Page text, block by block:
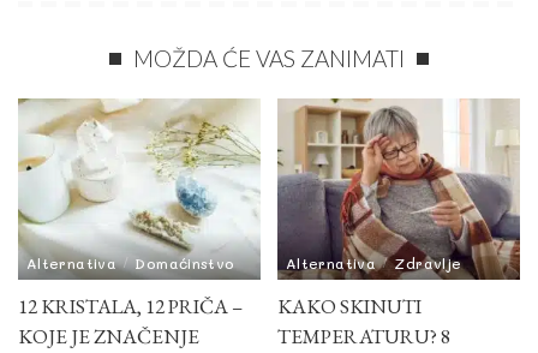
MOŽDA ĆE VAS ZANIMATI
Alternativa Domaćinstvo
12 KRISTALA, 12 PRIČA –
KOJE JE ZNAČENJE
Alternativa Zdravlje
KAKO SKINUTI
TEMPERATURU? 8